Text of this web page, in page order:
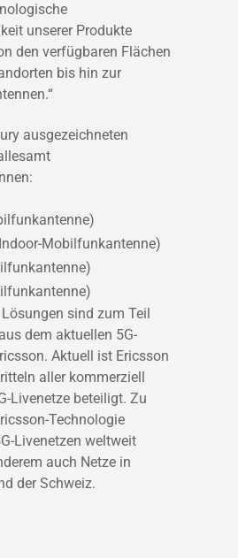
unserer Produkte
den verfügbaren Flächen
bis hin zur
ausgezeichneten
Mobilfunkantenne)
sind zum Teil
dem aktuellen 5G-
Aktuell ist Ericsson
aller kommerziell
Livenetze beteiligt. Zu
Technologie
Livenetzen weltweit
auch Netze in
der Schweiz.